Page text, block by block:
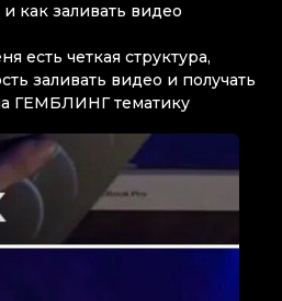
и как заливать видео
есть четкая структура,
заливать видео и получать
ГЕМБЛИНГ тематику